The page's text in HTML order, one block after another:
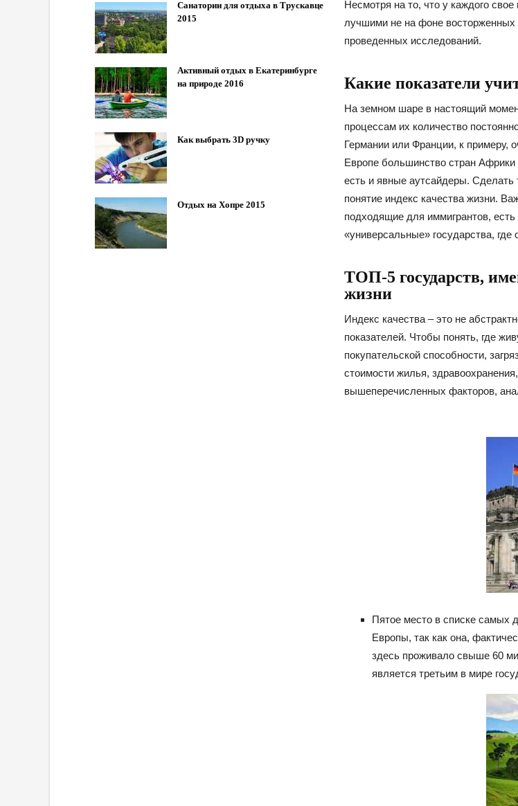
Несмотря на то, что у каждого
лучшими не на фоне восторженных
проведенных исследований.
Какие показатели
На земном шаре в настоящий
процессам их количество
Германии или Франции, к примеру,
Европе большинство стран Африки
есть и явные аутсайдеры. Сделать
понятие индекс качества жизни.
подходящие для иммигрантов,
«универсальные» государства,
ТОП-5 государств,
жизни
Индекс качества – это не
показателей. Чтобы понять, где
покупательской способности,
стоимости жилья,
вышеперечисленных факторов,
Пятое место в списке самых
Европы, так как она,
здесь проживало свыше 60
является третьим в мире
Санатории для отдыха в Трускавце
2015
Активный отдых в Екатеринбурге
на природе 2016
Как выбрать 3D ручку
Отдых на Хопре 2015